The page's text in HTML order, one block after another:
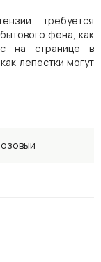
требуется
фена, как
на странице в
лепестки могут